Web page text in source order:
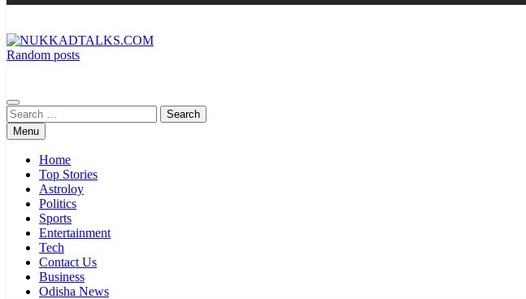
Random posts
Search
for:Menu
Home
Top Stories
Astroloy
Politics
Sports
Entertainment
Tech
Contact Us
Business
Odisha News